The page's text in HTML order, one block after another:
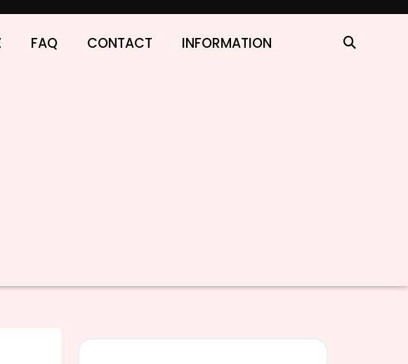
FAQ CONTACT INFORMATION